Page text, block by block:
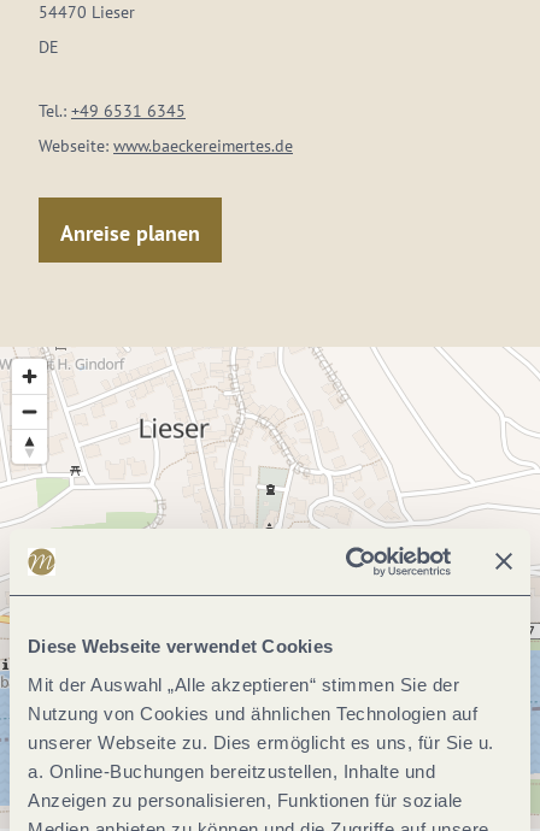
Diese Webseite verwendet Cookies
Mit der Auswahl „Alle akzeptieren“ stimmen Sie der
Nutzung von Cookies und ähnlichen Technologien auf
unserer Webseite zu. Dies ermöglicht es uns, für Sie u.
a. Online-Buchungen bereitzustellen, Inhalte und
Anzeigen zu personalisieren, Funktionen für soziale
54470 Lieser
DE
Tel.: +49 6531 6345
Webseite: www.baeckereimertes.de
Anreise planen